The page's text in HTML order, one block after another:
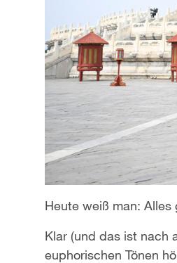
Heute weiß man:
Klar (und das ist nach
euphorischen Tönen